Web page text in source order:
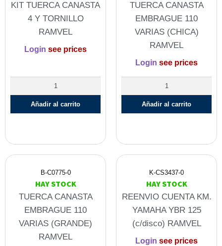
KIT TUERCA CANASTA
4 Y TORNILLO
RAMVEL
Login see prices
Añadir al carrito
TUERCA CANASTA
EMBRAGUE 110
VARIAS (CHICA)
RAMVEL
Login see prices
Añadir al carrito
B-C0775-0
HAY STOCK
TUERCA CANASTA
EMBRAGUE 110
VARIAS (GRANDE)
RAMVEL
K-CS3437-0
HAY STOCK
REENVIO CUENTA KM.
YAMAHA YBR 125
(c/disco) RAMVEL
Login see prices